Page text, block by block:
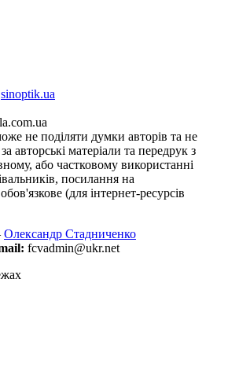
sinoptik.ua
не поділяти думки авторів та не
авторські матеріали та передрук з
або частковому використанні
посилання на
(для інтернет-ресурсів
Олександр Стадниченко
fcvadmin@ukr.net